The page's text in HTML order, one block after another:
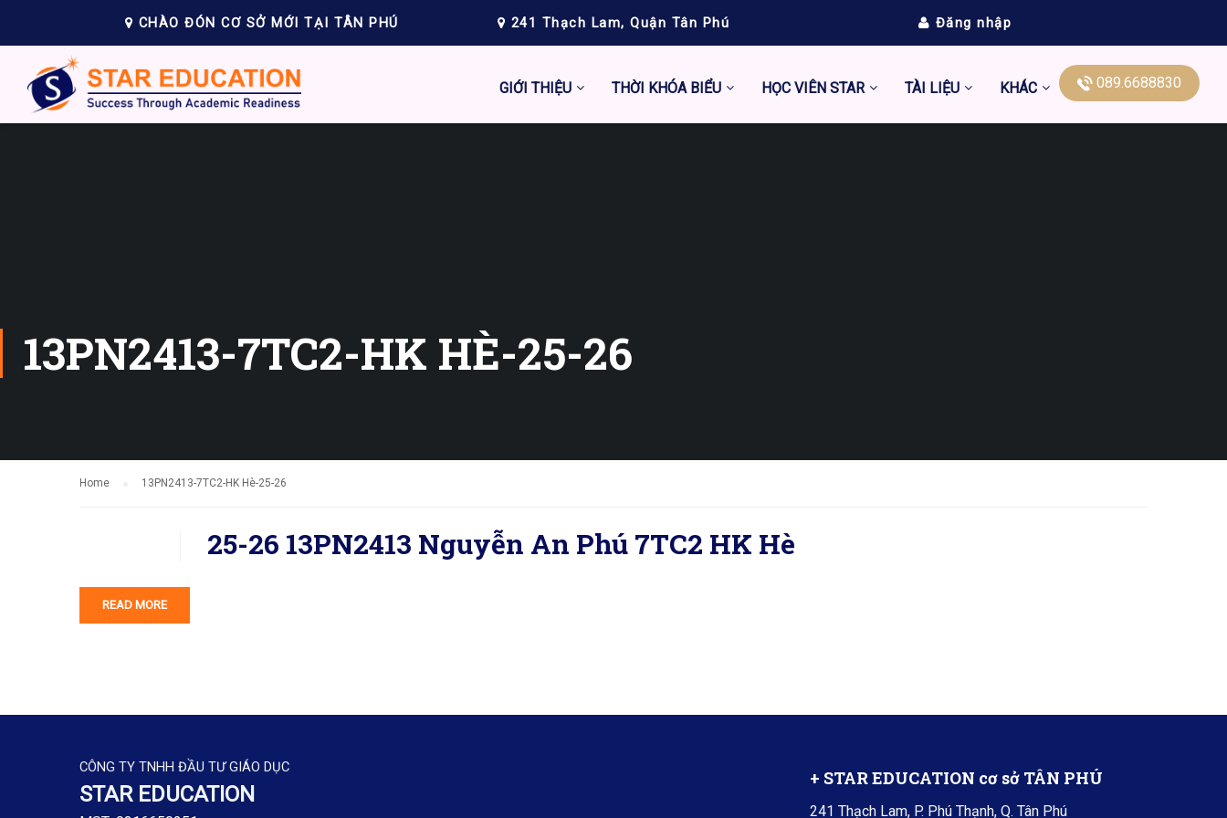
CHÀO ĐÓN CƠ SỞ MỚI TẠI TÂN PHÚ 241 Thạch Lam, Quận Tân Phú Đăng nhập
GIỚI THIỆU THỜI KHÓA BIỂU HỌC VIÊN STAR TÀI LIỆU KHÁC 089.6688830
13PN2413-7TC2-HK HÈ-25-26
Home 13PN2413-7TC2-HK Hè-25-26
25-26 13PN2413 Nguyễn An Phú 7TC2 HK Hè
READ MORE
CÔNG TY TNHH ĐẦU TƯ GIÁO DỤC
STAR EDUCATION
+ STAR EDUCATION cơ sở TÂN PHÚ
241 Thạch Lam, P. Phú Thạnh, Q. Tân Phú